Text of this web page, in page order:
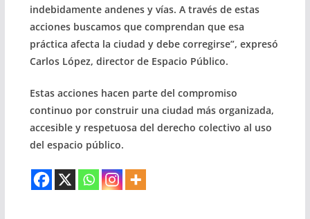
indebidamente andenes y vías. A través de estas
acciones buscamos que comprendan que esa
práctica afecta la ciudad y debe corregirse”, expresó
Carlos López, director de Espacio Público.
Estas acciones hacen parte del compromiso
continuo por construir una ciudad más organizada,
accesible y respetuosa del derecho colectivo al uso
del espacio público.